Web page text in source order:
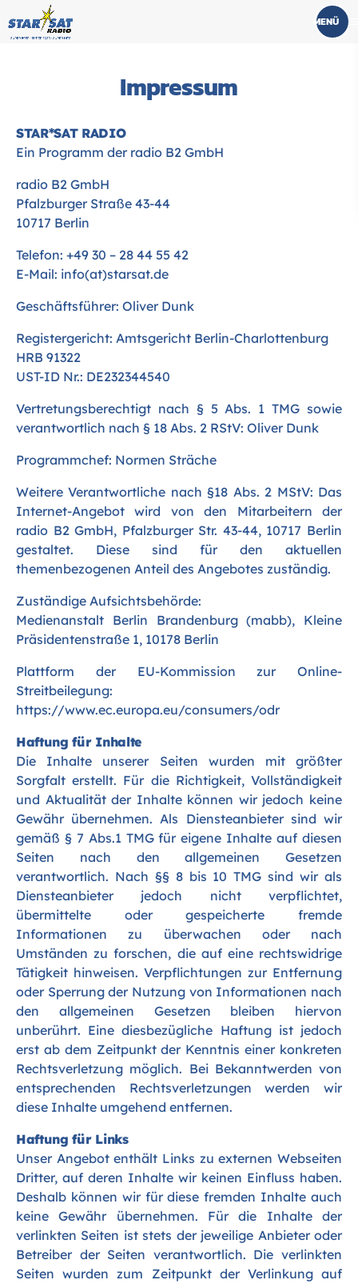
Impressum
STAR*SAT RADIO
Ein Programm der radio B2 GmbH
radio B2 GmbH
Pfalzburger Straße 43-44
10717 Berlin
Telefon: +49 30 – 28 44 55 42
E-Mail: info(at)starsat.de
Geschäftsführer: Oliver Dunk
Registergericht: Amtsgericht Berlin-Charlottenburg
HRB 91322
UST-ID Nr.: DE232344540
Vertretungsberechtigt nach § 5 Abs. 1 TMG sowie
verantwortlich nach § 18 Abs. 2 RStV: Oliver Dunk
Programmchef: Normen Sträche
Weitere Verantwortliche nach §18 Abs. 2 MStV: Das
Internet-Angebot wird von den Mitarbeitern der
radio B2 GmbH, Pfalzburger Str. 43-44, 10717 Berlin
gestaltet. Diese sind für den aktuellen
themenbezogenen Anteil des Angebotes zuständig.
Zuständige Aufsichtsbehörde:
Medienanstalt Berlin Brandenburg (mabb), Kleine
Präsidentenstraße 1, 10178 Berlin
Plattform der EU-Kommission zur Online-
Streitbeilegung:
https://www.ec.europa.eu/consumers/odr
Haftung für Inhalte
Die Inhalte unserer Seiten wurden mit größter
Sorgfalt erstellt. Für die Richtigkeit, Vollständigkeit
und Aktualität der Inhalte können wir jedoch keine
Gewähr übernehmen. Als Diensteanbieter sind wir
gemäß § 7 Abs.1 TMG für eigene Inhalte auf diesen
Seiten nach den allgemeinen Gesetzen
verantwortlich. Nach §§ 8 bis 10 TMG sind wir als
Diensteanbieter jedoch nicht verpflichtet,
übermittelte oder gespeicherte fremde
Informationen zu überwachen oder nach
Umständen zu forschen, die auf eine rechtswidrige
Tätigkeit hinweisen. Verpflichtungen zur Entfernung
oder Sperrung der Nutzung von Informationen nach
den allgemeinen Gesetzen bleiben hiervon
unberührt. Eine diesbezügliche Haftung ist jedoch
erst ab dem Zeitpunkt der Kenntnis einer konkreten
Rechtsverletzung möglich. Bei Bekanntwerden von
entsprechenden Rechtsverletzungen werden wir
diese Inhalte umgehend entfernen.
Haftung für Links
Unser Angebot enthält Links zu externen Webseiten
Dritter, auf deren Inhalte wir keinen Einfluss haben.
Deshalb können wir für diese fremden Inhalte auch
keine Gewähr übernehmen. Für die Inhalte der
verlinkten Seiten ist stets der jeweilige Anbieter oder
Betreiber der Seiten verantwortlich. Die verlinkten
Seiten wurden zum Zeitpunkt der Verlinkung auf